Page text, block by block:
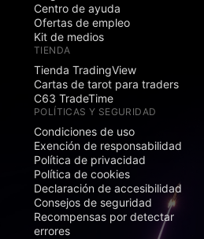
Centro de ayuda
Ofertas de empleo
Kit de medios
TIENDA
Tienda TradingView
Cartas de tarot para traders
C63 TradeTime
POLÍTICAS Y SEGURIDAD
Condiciones de uso
Exención de responsabilidad
Política de privacidad
Política de cookies
Declaración de accesibilidad
Consejos de seguridad
Recompensas por detectar
errores